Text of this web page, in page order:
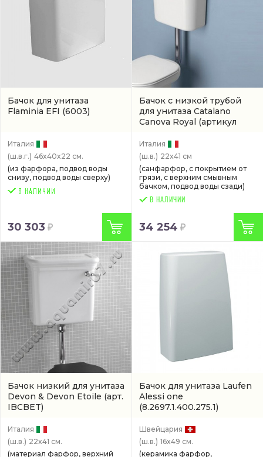
Бачок для унитаза
Flaminia EFI (6003)
Италия
(ш.в.г.) 46x40x22 см.
(из фарфора, подвод воды
снизу, подвод воды сверху)
30 303
Бачок с низкой трубой
для унитаза Catalano
Canova Royal (артикул
Италия
(ш.в.) 22x41 см
(санфарфор, с покрытием от
грязи, с верхним смывным
бачком, подвод воды сзади)
В НАЛИЧИИ
34 254
Бачок низкий для унитаза
Devon & Devon Etoile (арт.
IBCBET)
Италия
(ш.в.) 22x41 см.
(материал фарфор, верхний
Бачок для унитаза Laufen
Alessi one
(8.2697.1.400.275.1)
Швейцария
(ш.в.) 16x49 см.
(керамика фарфор,